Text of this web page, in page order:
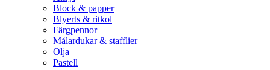
Block & papper
Blyerts & ritkol
Färgpennor
Målardukar & stafflier
Olja
Pastell